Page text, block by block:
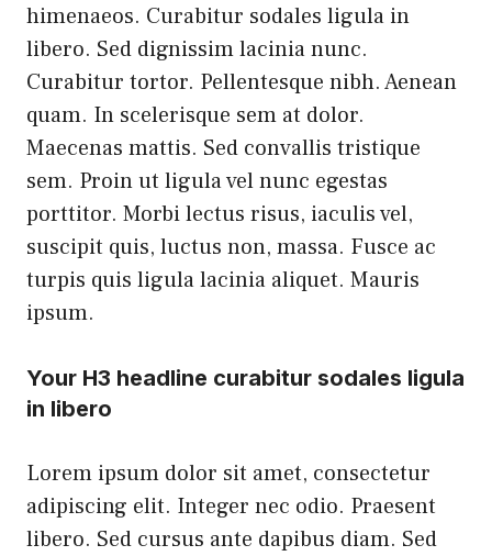
himenaeos. Curabitur sodales ligula in
libero. Sed dignissim lacinia nunc.
Curabitur tortor. Pellentesque nibh. Aenean
quam. In scelerisque sem at dolor.
Maecenas mattis. Sed convallis tristique
sem. Proin ut ligula vel nunc egestas
porttitor. Morbi lectus risus, iaculis vel,
suscipit quis, luctus non, massa. Fusce ac
turpis quis ligula lacinia aliquet. Mauris
ipsum.
Your H3 headline curabitur sodales ligula
in libero
Lorem ipsum dolor sit amet, consectetur
adipiscing elit. Integer nec odio. Praesent
libero. Sed cursus ante dapibus diam. Sed